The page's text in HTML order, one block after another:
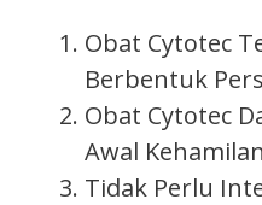
Obat Cytotec
Berbentuk
Obat Cytotec
Awal Kehamilan
Tidak Perlu